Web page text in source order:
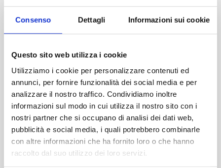
Consenso Dettagli Informazioni sui cookie
Questo sito web utilizza i cookie
Utilizziamo i cookie per personalizzare contenuti ed
annunci, per fornire funzionalità dei social media e per
analizzare il nostro traffico. Condividiamo inoltre
informazioni sul modo in cui utilizza il nostro sito con i
nostri partner che si occupano di analisi dei dati web,
pubblicità e social media, i quali potrebbero combinarle
con altre informazioni che ha fornito loro o che hanno
raccolto dal suo utilizzo dei loro servizi.
Imboccatura:Caps.twist 70 alta
Diametro (mm):74
Larghezza (mm):0
Quantità per imballo (ordine minimo 1 collo):1650
Cod.: ETU293